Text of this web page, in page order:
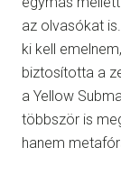
az olvasókat
ki kell
biztosította a
a Yellow
többször is
hanem